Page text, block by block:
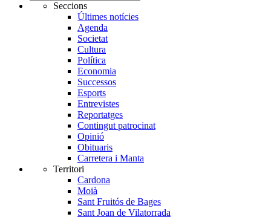
Seccions
Últimes notícies
Agenda
Societat
Cultura
Política
Economia
Successos
Esports
Entrevistes
Reportatges
Contingut patrocinat
Opinió
Obituaris
Carretera i Manta
Territori
Cardona
Moià
Sant Fruitós de Bages
Sant Joan de Vilatorrada